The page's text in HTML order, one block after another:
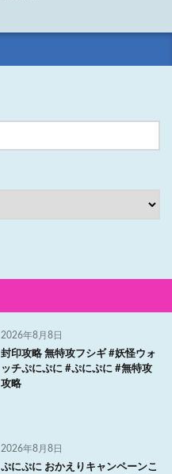
2026年8月8日
封印攻略 無特攻フシギ #妖怪ウォ
ッチぷにぷに #ぷにぷに #無特攻
攻略
2026年8月8日
ぷにぷに おかえりキャンペーンこ